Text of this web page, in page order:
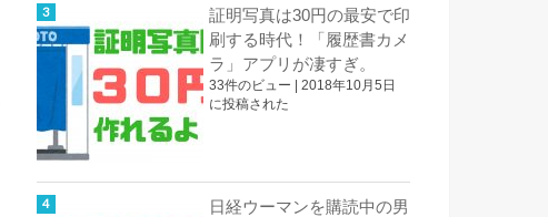
証明写真は30円の最安で印
刷する時代！「履歴書カメ
ラ」アプリが凄すぎ。
33件のビュー | 2018年10月5日
に投稿された
日経ウーマンを購読中の男